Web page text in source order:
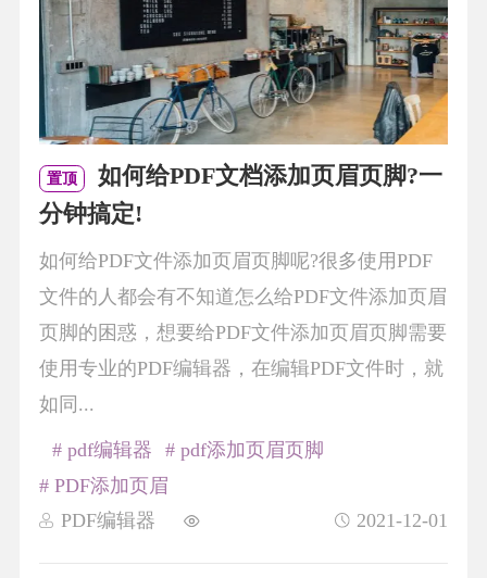
置顶
如何给PDF文档添加页眉页脚?一
分钟搞定!
如何给PDF文件添加页眉页脚呢?很多使用PDF
文件的人都会有不知道怎么给PDF文件添加页眉
页脚的困惑，想要给PDF文件添加页眉页脚需要
使用专业的PDF编辑器，在编辑PDF文件时，就
如同...
PDF编辑器 2021-12-01
# pdf编辑器
# pdf添加页眉页脚
# PDF添加页眉